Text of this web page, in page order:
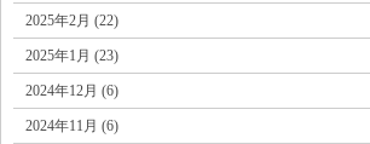
2025年2月 (22)
2025年1月 (23)
2024年12月 (6)
2024年11月 (6)